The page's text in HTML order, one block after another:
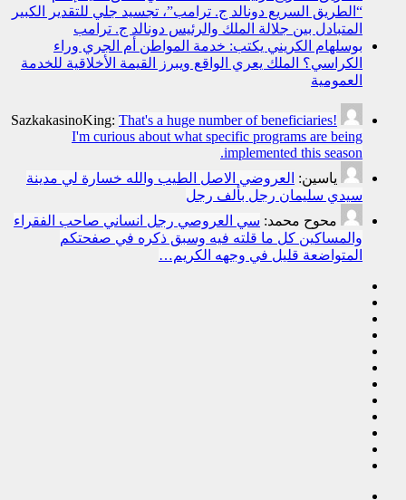
“الطريق السريع دونالد ج. ترامب”، تجسيد جلي للتقدير الكبير
المتبادل بين جلالة الملك والرئيس دونالد ج. ترامب
بوسلهام الكريني يكتب: خدمة المواطن أم الجري وراء
الكراسي؟ الملك يعري الواقع ويبرز القيمة الأخلاقية للخدمة
العمومية
SazkakasinoKing: That's a huge number of beneficiaries!
I'm curious about what specific programs are being
implemented this season.
ياسين: العروضي الاصل الطيب والله خسارة لي مدينة
سيدي سليمان رجل بألف رجل
محوح محمد: سي العروصي رجل انساني صاحب الفقراء
والمساكين كل ما قلته فيه وسبق ذكره في صفحتكم
المتواضعة قليل في وجهه الكريم…